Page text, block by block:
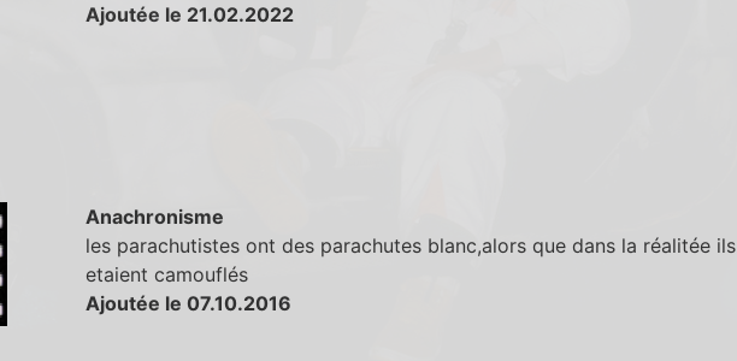
Ajoutée le 21.02.2022
Anachronisme
les parachutistes ont des parachutes blanc,alors que dans la réalitée ils
etaient camouflés
Ajoutée le 07.10.2016